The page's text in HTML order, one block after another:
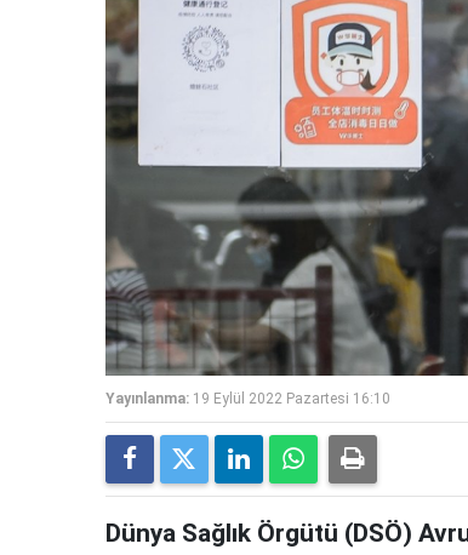
Yayınlanma: 19 Eylül 2022 Pazartesi 16:10
Dünya Sağlık Örgütü (DSÖ)